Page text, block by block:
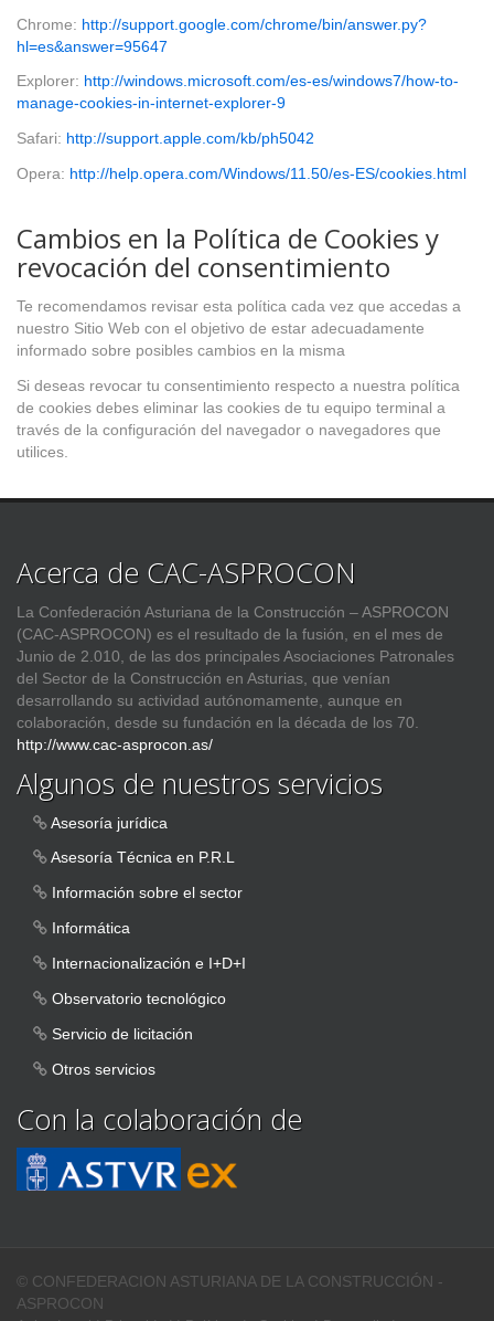
Chrome: http://support.google.com/chrome/bin/answer.py?
hl=es&answer=95647
Explorer: http://windows.microsoft.com/es-es/windows7/how-to-
manage-cookies-in-internet-explorer-9
Safari: http://support.apple.com/kb/ph5042
Opera: http://help.opera.com/Windows/11.50/es-ES/cookies.html
Cambios en la Política de Cookies y
revocación del consentimiento
Te recomendamos revisar esta política cada vez que accedas a
nuestro Sitio Web con el objetivo de estar adecuadamente
informado sobre posibles cambios en la misma
Si deseas revocar tu consentimiento respecto a nuestra política
de cookies debes eliminar las cookies de tu equipo terminal a
través de la configuración del navegador o navegadores que
utilices.
Acerca de CAC-ASPROCON
La Confederación Asturiana de la Construcción – ASPROCON
(CAC-ASPROCON) es el resultado de la fusión, en el mes de
Junio de 2.010, de las dos principales Asociaciones Patronales
del Sector de la Construcción en Asturias, que venían
desarrollando su actividad autónomamente, aunque en
colaboración, desde su fundación en la década de los 70.
http://www.cac-asprocon.as/
Algunos de nuestros servicios
Asesoría jurídica
Asesoría Técnica en P.R.L
Información sobre el sector
Informática
Internacionalización e I+D+I
Observatorio tecnológico
Servicio de licitación
Otros servicios
Con la colaboración de
© CONFEDERACION ASTURIANA DE LA CONSTRUCCIÓN -
ASPROCON